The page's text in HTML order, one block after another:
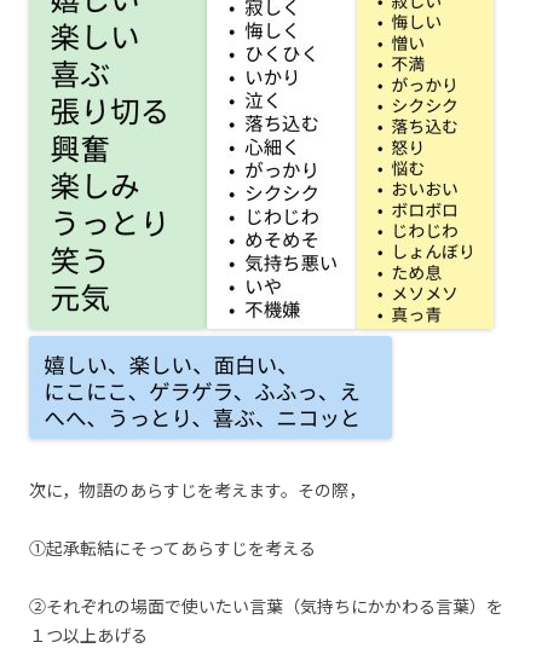
次に，物語のあらすじを考えます。その際，
①起承転結にそってあらすじを考える
②それぞれの場面で使いたい言葉（気持ちにかかわる言葉）を
１つ以上あげる